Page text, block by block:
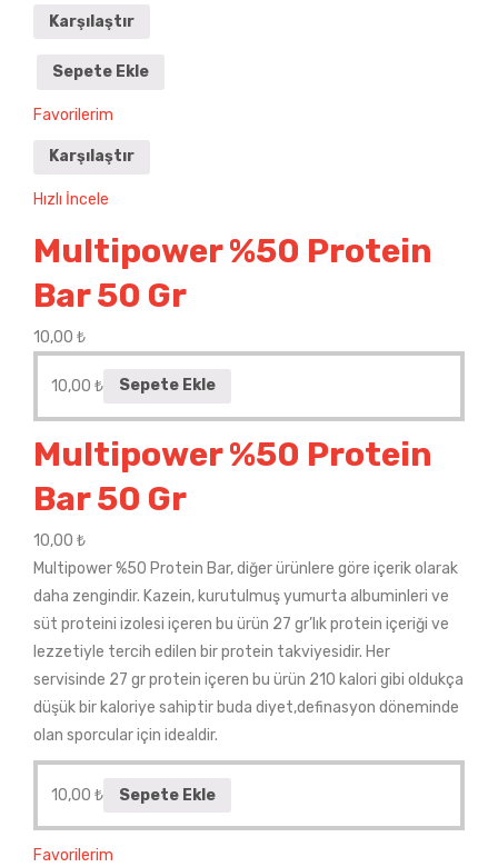
Karşılaştır
Sepete Ekle
Favorilerim
Karşılaştır
Hızlı İncele
Multipower %50 Protein
Bar 50 Gr
10,00 ₺
10,00 ₺ Sepete Ekle
Multipower %50 Protein
Bar 50 Gr
10,00 ₺
Multipower %50 Protein Bar, diğer ürünlere göre içerik olarak
daha zengindir. Kazein, kurutulmuş yumurta albuminleri ve
süt proteini izolesi içeren bu ürün 27 gr’lık protein içeriği ve
lezzetiyle tercih edilen bir protein takviyesidir. Her
servisinde 27 gr protein içeren bu ürün 210 kalori gibi oldukça
düşük bir kaloriye sahiptir buda diyet,definasyon döneminde
olan sporcular için idealdir.
10,00 ₺ Sepete Ekle
Favorilerim